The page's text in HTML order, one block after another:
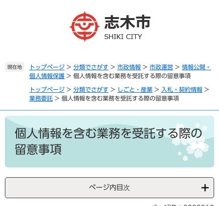
へ
現在地 トップページ > 分類でさがす > 市政情報 > 市政運営 > 情報公開・
個人情報保護 > 個人情報を含む業務を受託する際の留意事項
トップページ > 分類でさがす > しごと・産業 > 入札・契約情報 >
業務委託 > 個人情報を含む業務を受託する際の留意事項
本
個人情報を含む業務を受託する際の
留意事項
ページ内目次